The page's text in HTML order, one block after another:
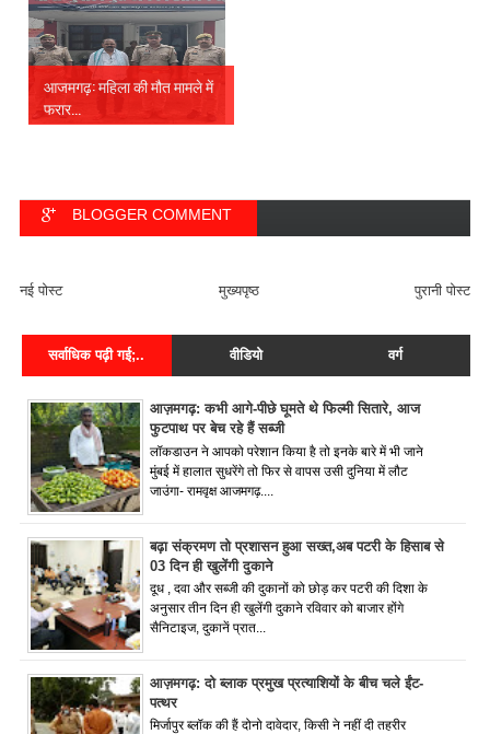
आजमगढ़: महिला की मौत मामले में
फरार...
BLOGGER COMMENT
नई पोस्ट पुरानी पोस्ट
मुख्यपृष्ठ
सर्वाधिक पढ़ी गई;.. वीडियो वर्ग
आज़मगढ़: कभी आगे-पीछे घूमते थे फिल्मी सितारे, आज
फुटपाथ पर बेच रहे हैं सब्जी
लॉकडाउन ने आपको परेशान किया है तो इनके बारे में भी जाने
मुंबई में हालात सुधरेंगे तो फिर से वापस उसी दुनिया में लौट
जाउंगा- रामवृक्ष आजमगढ़....
बढ़ा संक्रमण तो प्रशासन हुआ सख्त,अब पटरी के हिसाब से
03 दिन ही खुलेंगी दुकाने
दूध , दवा और सब्जी की दुकानों को छोड़ कर पटरी की दिशा के
अनुसार तीन दिन ही खुलेंगी दुकाने रविवार को बाजार होंगे
सैनिटाइज, दुकानें प्रात...
आज़मगढ़: दो ब्लाक प्रमुख प्रत्याशियों के बीच चले ईंट-
पत्थर
मिर्जापुर ब्लॉक की हैं दोनो दावेदार, किसी ने नहीं दी तहरीर